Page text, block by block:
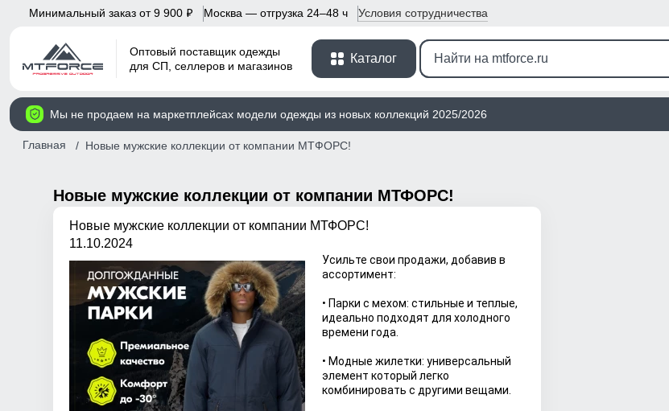
Минимальный заказ от 9 900 p Москва — отгрузка 24–48 ч Условия сотрудничества
Оптовый поставщик одежды
для СП, селлеров и магазинов
Каталог
Мы не продаем на маркетплейсах модели одежды из новых коллекций 2025/2026
Главная Новые мужские коллекции от компании МТФОРС!
Новые мужские коллекции от компании МТФОРС!
Новые мужские коллекции от компании МТФОРС!
11.10.2024
Усильте свои продажи, добавив в
ассортимент:
• Парки с мехом: стильные и теплые,
идеально подходят для холодного
времени года.
• Модные жилетки: универсальный
элемент который легко
комбинировать с другими вещами.